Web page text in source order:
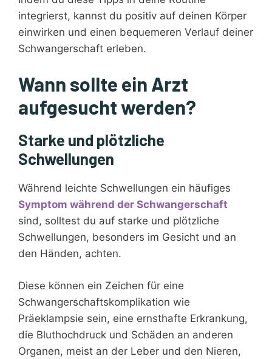
integrierst, kannst du positiv auf deinen Körper
einwirken und einen bequemeren Verlauf deiner
Schwangerschaft erleben.
Wann sollte ein Arzt
aufgesucht werden?
Starke und plötzliche
Schwellungen
Während leichte Schwellungen ein häufiges
Symptom während der Schwangerschaft
sind, solltest du auf starke und plötzliche
Schwellungen, besonders im Gesicht und an
den Händen, achten.
Diese können ein Zeichen für eine
Schwangerschaftskomplikation wie
Präeklampsie sein, eine ernsthafte Erkrankung,
die Bluthochdruck und Schäden an anderen
Organen, meist an der Leber und den Nieren,